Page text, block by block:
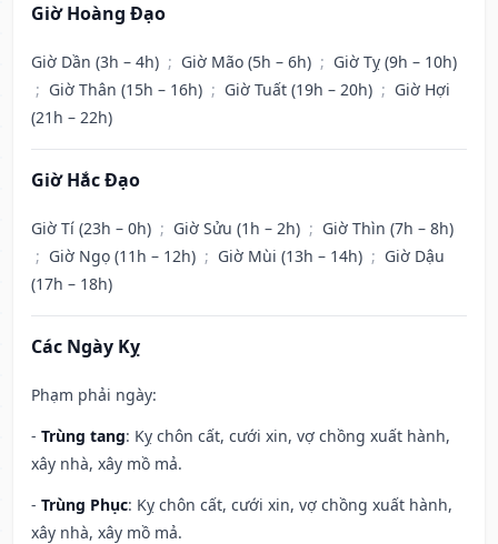
Giờ Hoàng Đạo
Giờ Dần (3h – 4h) ; Giờ Mão (5h – 6h) ; Giờ Tỵ (9h – 10h)
; Giờ Thân (15h – 16h) ; Giờ Tuất (19h – 20h) ; Giờ Hợi
(21h – 22h)
Giờ Hắc Đạo
Giờ Tí (23h – 0h) ; Giờ Sửu (1h – 2h) ; Giờ Thìn (7h – 8h)
; Giờ Ngọ (11h – 12h) ; Giờ Mùi (13h – 14h) ; Giờ Dậu
(17h – 18h)
Các Ngày Kỵ
Phạm phải ngày:
- Trùng tang: Kỵ chôn cất, cưới xin, vợ chồng xuất hành,
xây nhà, xây mồ mả.
- Trùng Phục: Kỵ chôn cất, cưới xin, vợ chồng xuất hành,
xây nhà, xây mồ mả.